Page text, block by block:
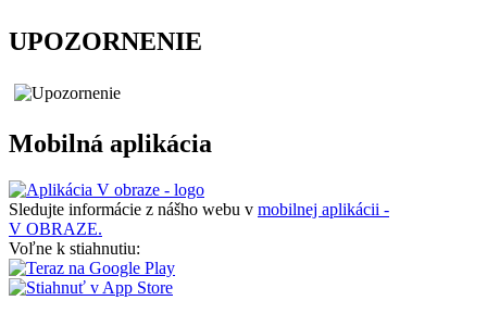
UPOZORNENIE
Mobilná aplikácia
Sledujte informácie z nášho webu v mobilnej aplikácii -
V OBRAZE.
Voľne k stiahnutiu: